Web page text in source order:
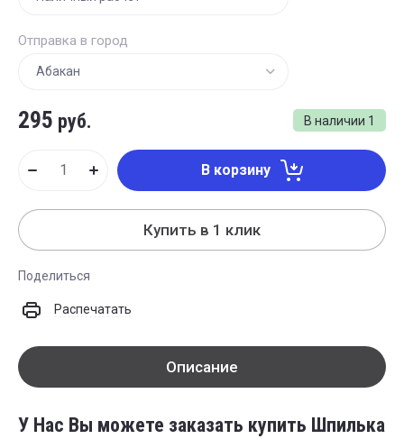
Отправка в город
В наличии 1
295 руб.
В корзину
Купить в 1 клик
Поделиться
Распечатать
Описание
У Нас Вы можете заказать купить Шпилька